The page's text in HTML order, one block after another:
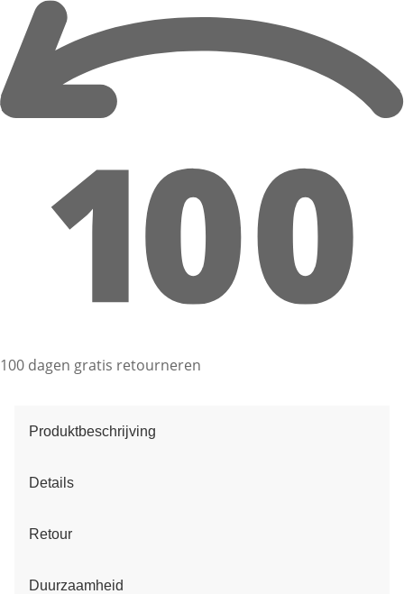
100 dagen gratis retourneren
Produktbeschrijving
Details
Retour
Duurzaamheid